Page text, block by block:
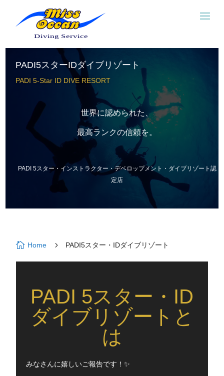
PADI5スターIDダイブリゾート
PADI 5-Star ID DIVE RESORT
世界に認められた、
最高ランクの信頼を。
PADI 5スター・インストラクター・デベロップメント・ダイブリゾート認
定店
 Home 5 PADI5スター・IDダイブリゾート
PADI 5スター・ID
ダイブリゾートと
は
みなさんに嬉しいご報告です！✨